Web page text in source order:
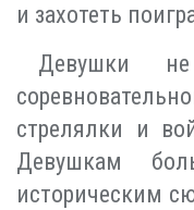
и захотеть
Девушки
стрелялки и
Девушкам
историческим